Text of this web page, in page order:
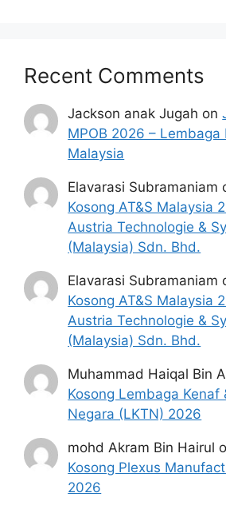
Recent Comments
Jackson anak Jugah on
MPOB 2026 –
Malaysia
Elavarasi Subramaniam
Kosong AT&S Malaysia
Austria Technologie &
(Malaysia) Sdn. Bhd.
Elavarasi Subramaniam
Kosong AT&S Malaysia
Austria Technologie &
(Malaysia) Sdn. Bhd.
Muhammad Haiqal Bin
Kosong Lembaga Kenaf
Negara (LKTN) 2026
mohd Akram Bin Hairul
Kosong Plexus
2026